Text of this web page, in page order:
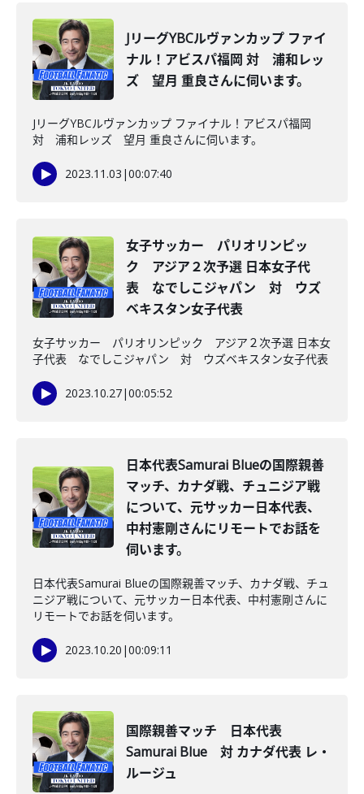
JリーグYBCルヴァンカップ ファイ
ナル！アビスパ福岡 対 浦和レッ
ズ 望月 重良さんに伺います。
JリーグYBCルヴァンカップ ファイナル！アビスパ福岡
対 浦和レッズ 望月 重良さんに伺います。
2023.11.03 |00:07:40
女子サッカー パリオリンピッ
ク アジア２次予選 日本女子代
表 なでしこジャパン 対 ウズ
ベキスタン女子代表
女子サッカー パリオリンピック アジア２次予選 日本女
子代表 なでしこジャパン 対 ウズベキスタン女子代表
2023.10.27|00:05:52
日本代表Samurai Blueの国際親善
マッチ、カナダ戦、チュニジア戦
について、元サッカー日本代表、
中村憲剛さんにリモートでお話を
伺います。
日本代表Samurai Blueの国際親善マッチ、カナダ戦、チュ
ニジア戦について、元サッカー日本代表、中村憲剛さんに
リモートでお話を伺います。
2023.10.20 |00:09:11
国際親善マッチ 日本代表
Samurai Blue 対 カナダ代表 レ・
ルージュ